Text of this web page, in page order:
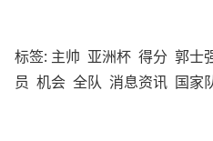
标签: 主帅 亚洲杯 得分 郭士
员 机会 全队 消息资讯 国家